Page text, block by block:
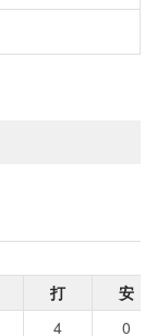
打
安
4
0